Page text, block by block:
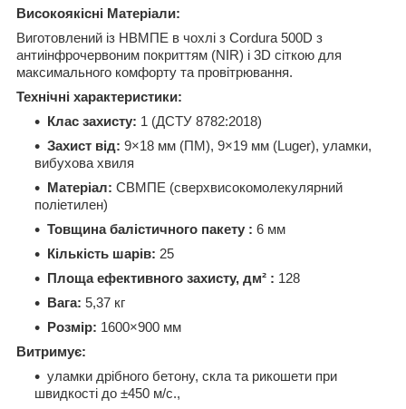
Високоякісні Матеріали:
Виготовлений із НВМПЕ в чохлі з Cordura 500D з
антиінфрочервоним покриттям (NIR) і 3D сіткою для
максимального комфорту та провітрювання.
Технічні характеристики:
Клас захисту: 1 (ДСТУ 8782:2018)
Захист від: 9×18 мм (ПМ), 9×19 мм (Luger), уламки,
вибухова хвиля
Матеріал: СВМПЕ (сверхвисокомолекулярний
поліетилен)
Товщина балістичного пакету : 6 мм
Кількість шарів: 25
Площа ефективного захисту, дм² : 128
Вага: 5,37 кг
Розмір: 1600×900 мм
Витримує:
уламки дрібного бетону, скла та рикошети при
швидкості до ±450 м/с.,